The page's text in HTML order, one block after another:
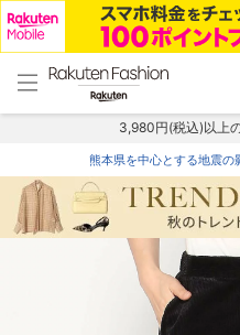
menu home
トップ
3,980円(税込)以上
熊本県を中心とする地震